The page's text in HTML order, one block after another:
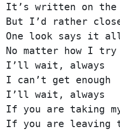
It’s written on the
But I’d rather
One look says it
No matter how I try
I’ll wait, always
I can’t get enough
I’ll wait, always
If you are taking
If you are leaving